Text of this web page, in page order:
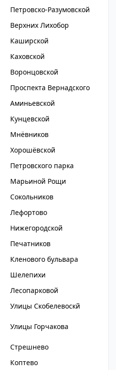
Петровско-Разумовской
Верхних Лихобор
Каширской
Каховской
Воронцовской
Проспекта Вернадского
Аминьевской
Кунцевской
Мнёвников
Хорошёвской
Петровского парка
Марьиной Рощи
Сокольников
Лефортово
Нижегородской
Печатников
Кленового бульвара
Шелепихи
Лесопарковой
Улицы Скобелевоскй
Улицы Горчакова
Стрешнево
Коптево